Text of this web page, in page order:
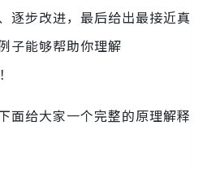
逐步改进，最后给出最接近真
子能够帮助你理解
面给大家一个完整的原理解释